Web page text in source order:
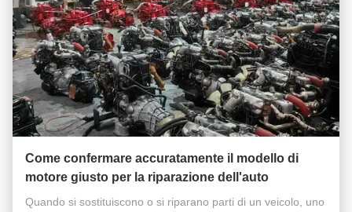
Come confermare accuratamente il modello di
motore giusto per la riparazione dell'auto
Quando si sostituiscono o si riparano parti di un veicolo, uno